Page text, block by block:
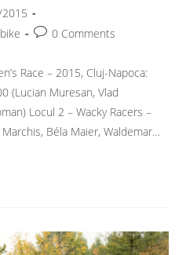
Post0 Comments
Race – 2015, Cluj-Napoca:
(Lucian Muresan, Vlad
Locul 2 – Wacky Racers –
Béla Maier, Waldemar…